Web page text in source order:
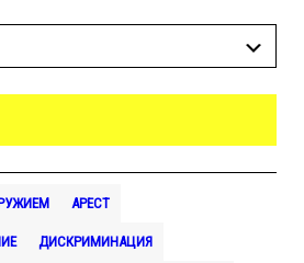
АРЕСТ
ДИСКРИМИНАЦИЯ